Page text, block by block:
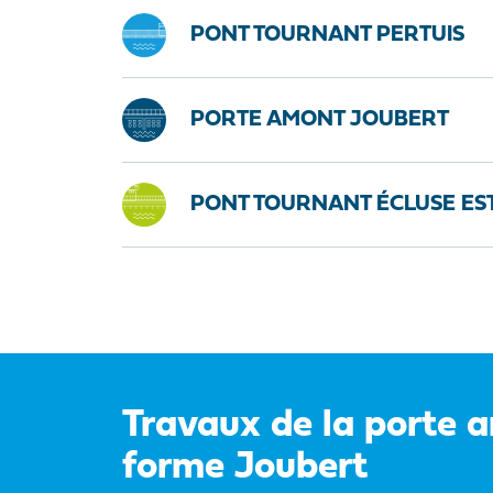
PONT TOURNANT PERTUIS
PORTE AMONT JOUBERT
PONT TOURNANT ÉCLUSE
Travaux de la porte
forme Joubert